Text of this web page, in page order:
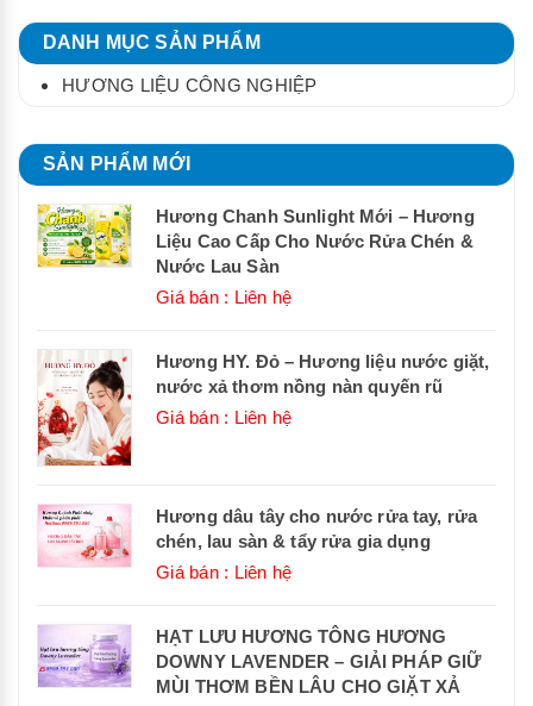
DANH MỤC SẢN PHẨM
HƯƠNG LIỆU CÔNG NGHIỆP
SẢN PHẨM MỚI
Hương Chanh Sunlight Mới – Hương
Liệu Cao Cấp Cho Nước Rửa Chén &
Nước Lau Sàn
Giá bán : Liên hệ
Hương HY. Đỏ – Hương liệu nước giặt,
nước xả thơm nồng nàn quyến rũ
Giá bán : Liên hệ
Hương dâu tây cho nước rửa tay, rửa
chén, lau sàn & tẩy rửa gia dụng
Giá bán : Liên hệ
HẠT LƯU HƯƠNG TÔNG HƯƠNG
DOWNY LAVENDER – GIẢI PHÁP GIỮ
MÙI THƠM BỀN LÂU CHO GIẶT XẢ